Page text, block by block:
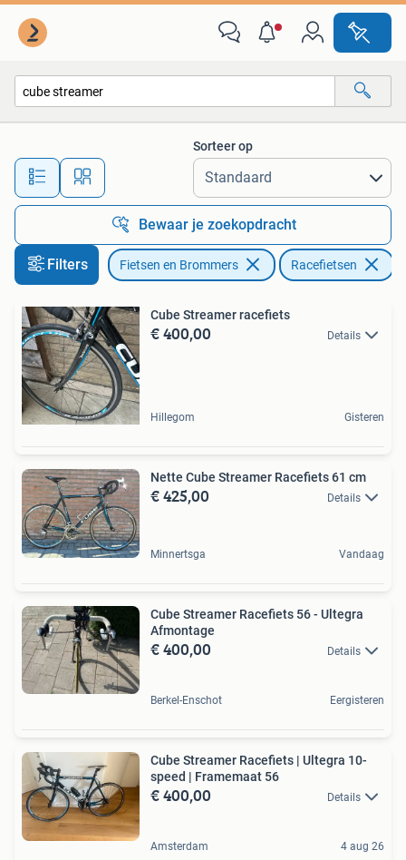
Alle afstanden…
Sorteer op
Bewaar je zoekopdracht
Filters Fietsen en Brommers Racefietsen
Cube Streamer racefiets
€ 400,00 Details
Hillegom Gisteren
Nette Cube Streamer Racefiets 61 cm
€ 425,00 Details
Minnertsga Vandaag
Cube Streamer Racefiets 56 - Ultegra
Afmontage
€ 400,00 Details
Berkel-Enschot Eergisteren
Cube Streamer Racefiets | Ultegra 10-
speed | Framemaat 56
€ 400,00 Details
Amsterdam 4 aug 26